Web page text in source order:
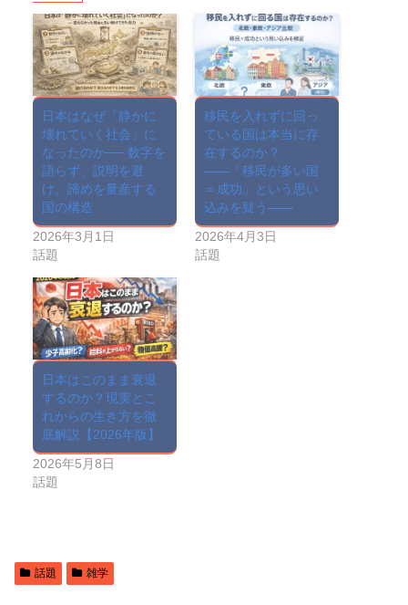
日本はなぜ「静かに
壊れていく社会」に
なったのか── 数字を
語らず、説明を避
け、諦めを量産する
国の構造
2026年3月1日
話題
移民を入れずに回っ
ている国は本当に存
在するのか？
――「移民が多い国
＝成功」という思い
込みを疑う――
2026年4月3日
話題
日本はこのまま衰退
するのか？現実とこ
れからの生き方を徹
底解説【2026年版】
2026年5月8日
話題
話題 雑学